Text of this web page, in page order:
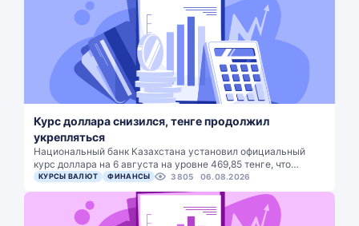
Курс доллара снизился, тенге продолжил
укрепляться
Национальный банк Казахстана установил официальный
курс доллара на 6 августа на уровне 469,85 тенге, что…
КУРСЫ ВАЛЮТ ФИНАНСЫ 3805 06.08.2026